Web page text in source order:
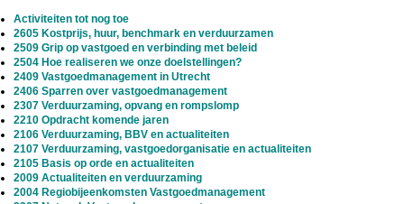
Activiteiten tot nog toe
2605 Kostprijs, huur, benchmark en verduurzamen
2509 Grip op vastgoed en verbinding met beleid
2504 Hoe realiseren we onze doelstellingen?
2409 Vastgoedmanagement in Utrecht
2406 Sparren over vastgoedmanagement
2307 Verduurzaming, opvang en rompslomp
2210 Opdracht komende jaren
2106 Verduurzaming, BBV en actualiteiten
2107 Verduurzaming, vastgoedorganisatie en actualiteiten
2105 Basis op orde en actualiteiten
2009 Actualiteiten en verduurzaming
2004 Regiobijeenkomsten Vastgoedmanagement